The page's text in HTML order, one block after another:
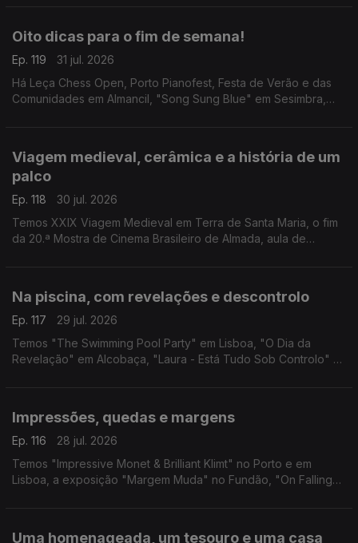
Oito dicas para o fim de semana!
Ep. 119
31 jul. 2026
Há Leça Chess Open, Porto Pianofest, Festa de Verão e das
Comunidades em Almancil, "Song Sung Blue" em Sesimbra,
Viagem medieval, cerâmica e a história de um
palco
Ep. 118
30 jul. 2026
Temos XXIX Viagem Medieval em Terra de Santa Maria, o fim
da 20.ª Mostra de Cinema Brasileiro de Almada, aula de
Na piscina, com revelações e descontrolo
Ep. 117
29 jul. 2026
Temos "The Swimming Pool Party" em Lisboa, "O Dia da
Revelação" em Alcobaça, "Laura - Está Tudo Sob Controlo" e
Impressões, quedas e margens
Ep. 116
28 jul. 2026
Temos "Impressive Monet & Brilliant Klimt" no Porto e em
Lisboa, a exposição "Margem Muda" no Fundão, "On Falling"
Uma homenageada, um tesouro e uma casa